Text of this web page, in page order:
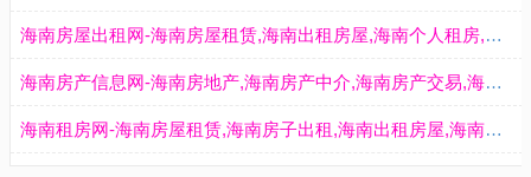
海南房屋出租网-海南房屋租赁,海南出租房屋,海南个人租房,海南公寓出租,海南租房信息网站
海南房产信息网-海南房地产,海南房产中介,海南房产交易,海南房屋出售,海南房屋租赁,海南个人房源,海南二手房出售信息
海南租房网-海南房屋租赁,海南房子出租,海南出租房屋,海南房地产中介,海南个人租房信息